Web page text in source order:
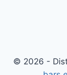
© 2026 -